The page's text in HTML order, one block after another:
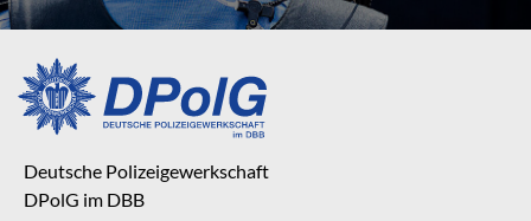
Deutsche Polizeigewerkschaft
DPolG im DBB